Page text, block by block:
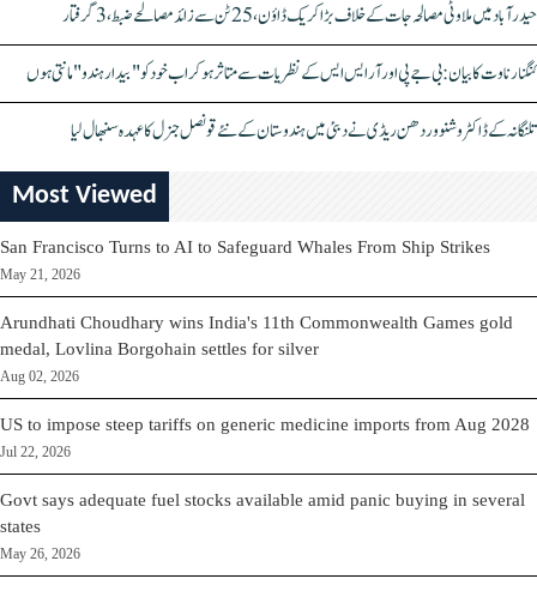
حیدرآباد میں ملاوٹی مصالحہ جات کے خلاف بڑا کریک ڈاؤن، 25 ٹن سے زائد مصالحے ضبط، 3 گرفتار
کنگنا رناوت کا بیان: بی جے پی اور آر ایس ایس کے نظریات سے متاثر ہو کر اب خود کو "بیدار ہندو" مانتی ہوں
تلنگانہ کے ڈاکٹر وشنو وردھن ریڈی نے دبئی میں ہندوستان کے نئے قونصل جنرل کا عہدہ سنبھال لیا
Most Viewed
San Francisco Turns to AI to Safeguard Whales From Ship Strikes
May 21, 2026
Arundhati Choudhary wins India's 11th Commonwealth Games gold
medal, Lovlina Borgohain settles for silver
Aug 02, 2026
US to impose steep tariffs on generic medicine imports from Aug 2028
Jul 22, 2026
Govt says adequate fuel stocks available amid panic buying in several
states
May 26, 2026